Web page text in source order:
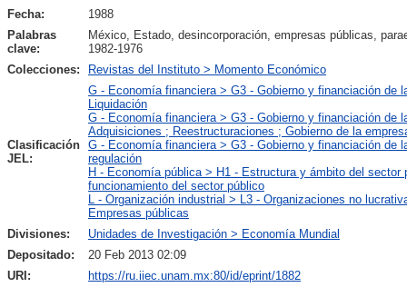
Fecha:
1988
Palabras
clave:
México, Estado, desincorporación, empresas públicas,
1982-1976
Colecciones:
Revistas del Instituto > Momento Económico
Clasificación
JEL:
G - Economía financiera > G3 - Gobierno y financiación de
Liquidación
G - Economía financiera > G3 - Gobierno y financiación de
Adquisiciones ; Reestructuraciones ; Gobierno de la
G - Economía financiera > G3 - Gobierno y financiación de
regulación
H - Economía pública > H1 - Estructura y ámbito del
funcionamiento del sector público
L - Organización industrial > L3 - Organizaciones no
Empresas públicas
Divisiones:
Unidades de Investigación > Economía Mundial
Depositado:
20 Feb 2013 02:09
URI:
https://ru.iiec.unam.mx:80/id/eprint/1882